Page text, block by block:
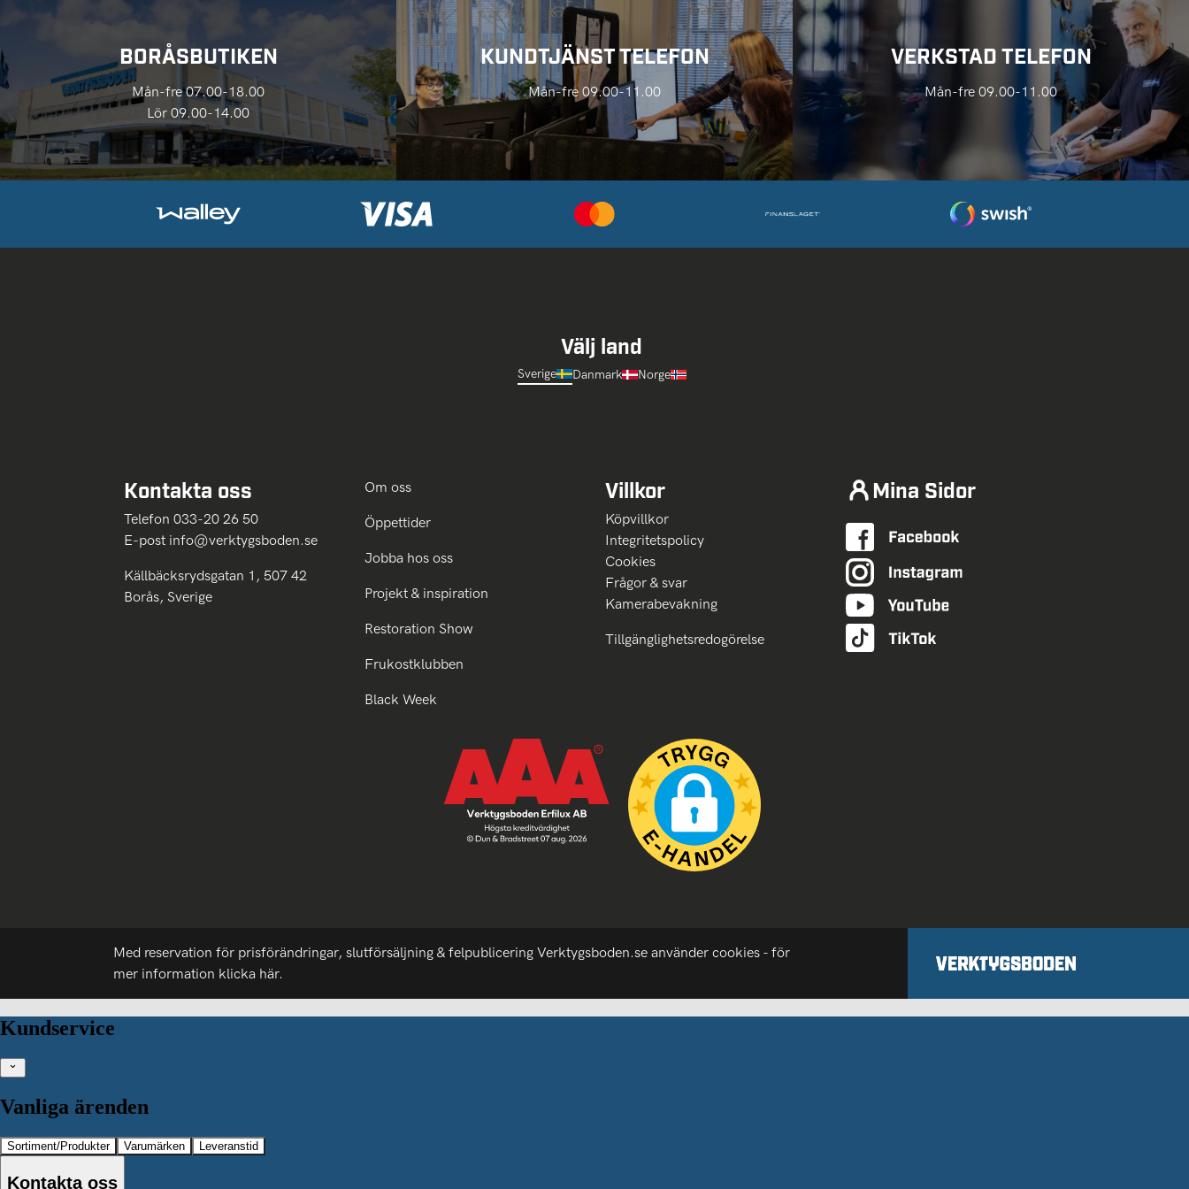
BORÅSBUTIKEN
Mån-fre 07.00-18.00
Lör 09.00-14.00
KUNDTJÄNST TELEFON
Mån-fre 09.00-11.00
VERKSTAD TELEFON
Mån-fre 09.00-11.00
Välj land
Sverige Danmark Norge
Kontakta oss
Telefon 033-20 26 50
E-post info@verktygsboden.se
Källbäcksrydsgatan 1, 507 42
Borås, Sverige
Om oss
Öppettider
Jobba hos oss
Projekt & inspiration
Restoration Show
Frukostklubben
Black Week
Villkor
Köpvillkor
Integritetspolicy
Cookies
Frågor & svar
Kamerabevakning
Tillgänglighetsredogörelse
Mina Sidor
Med reservation för prisförändringar, slutförsäljning & felpublicering Verktygsboden.se använder cookies - för
mer information klicka här.